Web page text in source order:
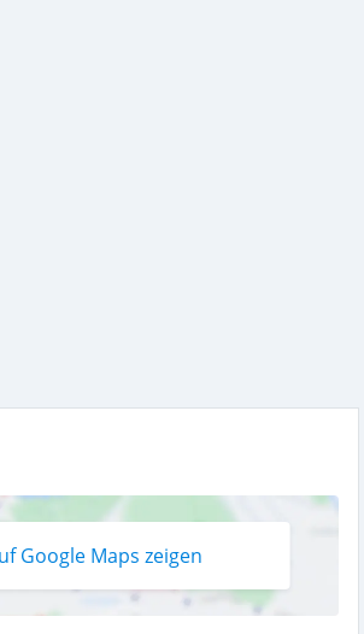
Google Maps zeigen